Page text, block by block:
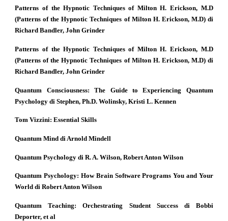
Patterns of the Hypnotic Techniques of Milton H. Erickson, M.D
(Patterns of the Hypnotic Techniques of Milton H. Erickson, M.D) di
Richard Bandler, John Grinder
Patterns of the Hypnotic Techniques of Milton H. Erickson, M.D
(Patterns of the Hypnotic Techniques of Milton H. Erickson, M.D) di
Richard Bandler, John Grinder
Quantum Consciousness: The Guide to Experiencing Quantum
Psychology di Stephen, Ph.D. Wolinsky, Kristi L. Kennen
Tom Vizzini: Essential Skills
Quantum Mind di Arnold Mindell
Quantum Psychology di R. A. Wilson, Robert Anton Wilson
Quantum Psychology: How Brain Software Programs You and Your
World di Robert Anton Wilson
Quantum Teaching: Orchestrating Student Success di Bobbi
Deporter, et al